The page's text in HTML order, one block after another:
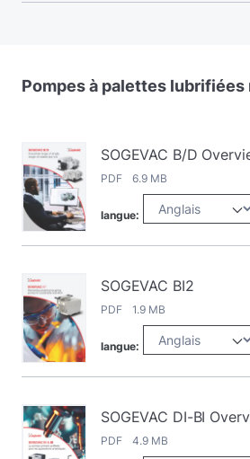
Pompesà palettes lubrifiées
SOGEVAC B/D
PDF 6.9 MB
langue:
SOGEVAC BI2
PDF 1.9 MB
langue:
SOGEVAC DI-BI
PDF 4.9 MB